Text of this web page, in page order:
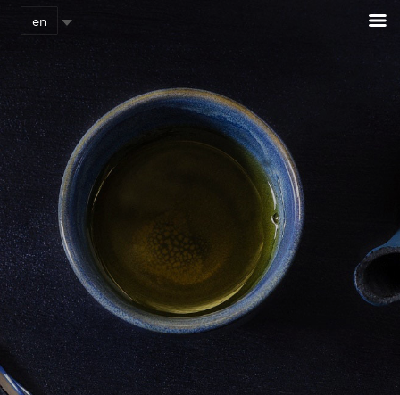
en
Cookies management panel